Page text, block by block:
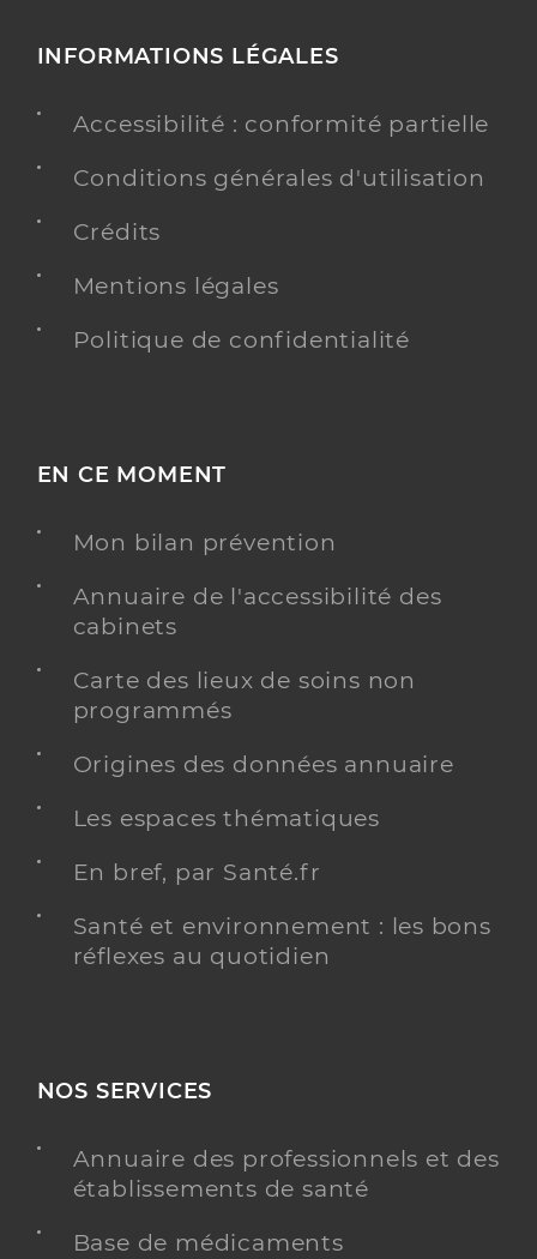
INFORMATIONS LÉGALES
Accessibilité : conformité partielle
Conditions générales d'utilisation
Crédits
Mentions légales
Politique de confidentialité
EN CE MOMENT
Mon bilan prévention
Annuaire de l'accessibilité des
cabinets
Carte des lieux de soins non
programmés
Origines des données annuaire
Les espaces thématiques
En bref, par Santé.fr
Santé et environnement : les bons
réflexes au quotidien
NOS SERVICES
Annuaire des professionnels et des
établissements de santé
Base de médicaments